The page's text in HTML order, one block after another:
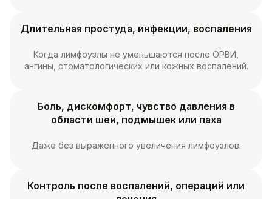
Длительная простуда, инфекции, воспаления
Когда лимфоузлы не уменьшаются после ОРВИ,
ангины, стоматологических или кожных воспалений.
Боль, дискомфорт, чувство давления в
области шеи, подмышек или паха
Даже без выраженного увеличения лимфоузлов.
Контроль после воспалений, операций или